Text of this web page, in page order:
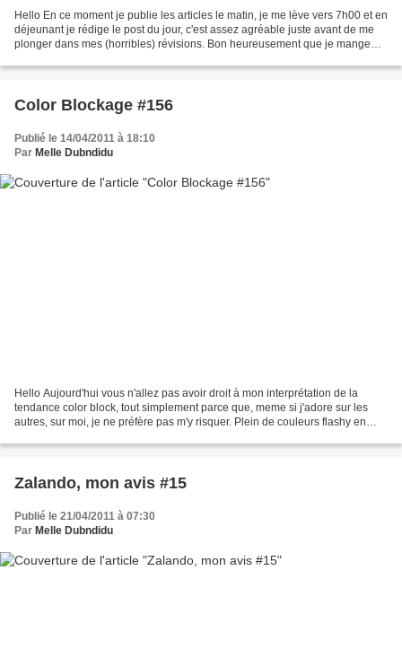
Hello En ce moment je publie les articles le matin, je me lève vers 7h00 et en
déjeunant je rédige le post du jour, c'est assez agréable juste avant de me
plonger dans mes (horribles) révisions. Bon heureusement que je mange
Color Blockage #156
Publié le 14/04/2011 à 18:10
Par Melle Dubndidu
Hello Aujourd'hui vous n'allez pas avoir droit à mon interprétation de la
tendance color block, tout simplement parce que, meme si j'adore sur les
autres, sur moi, je ne préfère pas m'y risquer. Plein de couleurs flashy en
Zalando, mon avis #15
Publié le 21/04/2011 à 07:30
Par Melle Dubndidu